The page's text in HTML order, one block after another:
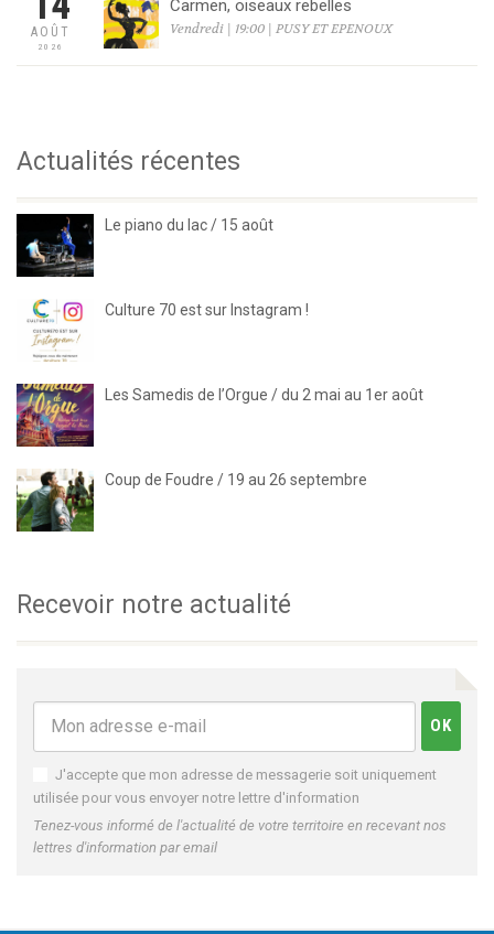
AOÛT
2026
Carmen, oiseaux rebelles
Vendredi | 19:00 | PUSY ET EPENOUX
Actualités récentes
Le piano du lac / 15 août
Culture 70 est sur Instagram !
Les Samedis de l’Orgue / du 2 mai au 1er août
Coup de Foudre / 19 au 26 septembre
Recevoir notre actualité
J'accepte que mon adresse de messagerie soit uniquement
utilisée pour vous envoyer notre lettre d'information
Tenez-vous informé de l'actualité de votre territoire en recevant nos
lettres d'information par email